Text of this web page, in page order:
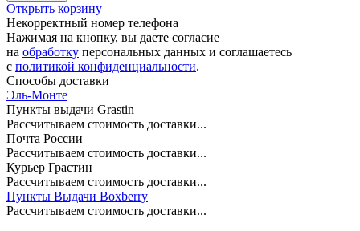
Открыть корзину
Некорректный номер телефона
Нажимая на кнопку, вы даете согласие
на обработку персональных данных и соглашаетесь
c политикой конфиденциальности.
Способы доставки
Эль-Монте
Пункты выдачи Grastin
Рассчитываем стоимость доставки...
Почта России
Рассчитываем стоимость доставки...
Курьер Грастин
Рассчитываем стоимость доставки...
Пункты Выдачи Boxberry
Рассчитываем стоимость доставки...